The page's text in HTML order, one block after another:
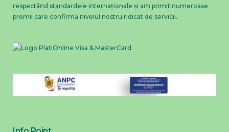
respectând standardele internaționale și am primit numeroase
premii care confirmă nivelul nostru ridicat de servicii.